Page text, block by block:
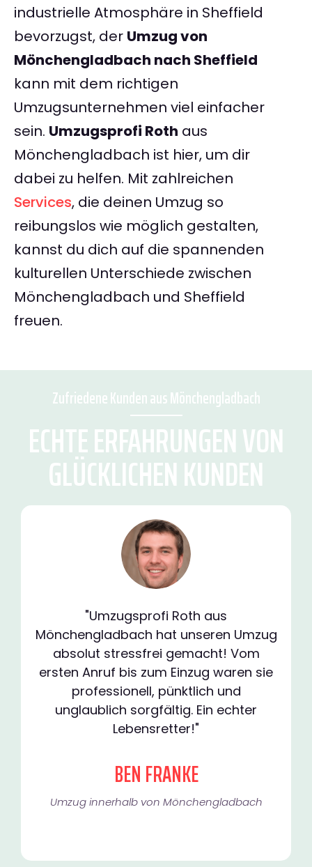
industrielle Atmosphäre in Sheffield
bevorzugst, der Umzug von
Mönchengladbach nach Sheffield
kann mit dem richtigen
Umzugsunternehmen viel einfacher
sein. Umzugsprofi Roth aus
Mönchengladbach ist hier, um dir
dabei zu helfen. Mit zahlreichen
Services, die deinen Umzug so
reibungslos wie möglich gestalten,
kannst du dich auf die spannenden
kulturellen Unterschiede zwischen
Mönchengladbach und Sheffield
freuen.
Zufriedene Kunden aus Mönchengladbach
ECHTE ERFAHRUNGEN VON
GLÜCKLICHEN KUNDEN
"Umzugsprofi Roth aus
Mönchengladbach hat unseren Umzug
absolut stressfrei gemacht! Vom
ersten Anruf bis zum Einzug waren sie
professionell, pünktlich und
unglaublich sorgfältig. Ein echter
Lebensretter!"
BEN FRANKE
Umzug innerhalb von Mönchengladbach​